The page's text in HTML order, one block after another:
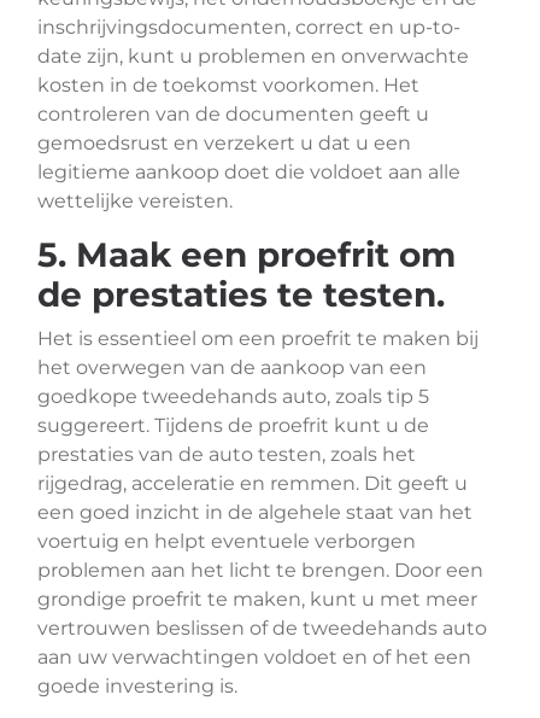
inschrijvingsdocumenten, correct en up-to-
date zijn, kunt u problemen en onverwachte
kosten in de toekomst voorkomen. Het
controleren van de documenten geeft u
gemoedsrust en verzekert u dat u een
legitieme aankoop doet die voldoet aan alle
wettelijke vereisten.
5. Maak een proefrit om
de prestaties te testen.
Het is essentieel om een proefrit te maken bij
het overwegen van de aankoop van een
goedkope tweedehands auto, zoals tip 5
suggereert. Tijdens de proefrit kunt u de
prestaties van de auto testen, zoals het
rijgedrag, acceleratie en remmen. Dit geeft u
een goed inzicht in de algehele staat van het
voertuig en helpt eventuele verborgen
problemen aan het licht te brengen. Door een
grondige proefrit te maken, kunt u met meer
vertrouwen beslissen of de tweedehands auto
aan uw verwachtingen voldoet en of het een
goede investering is.